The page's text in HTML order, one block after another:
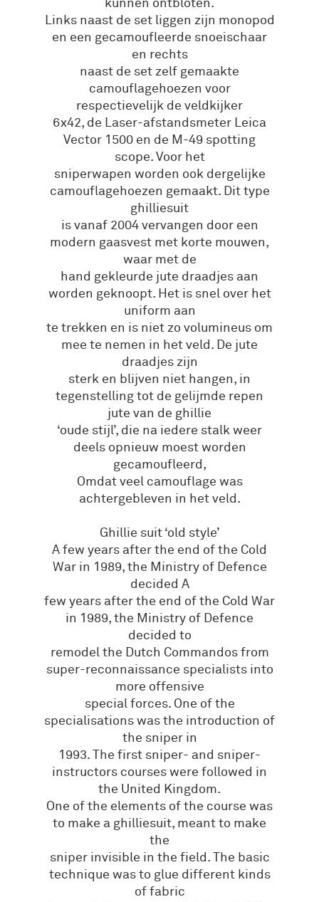
kunnen ontbloten.
Links naast de set liggen zijn monopod
en een gecamoufleerde snoeischaar
en rechts
naast de set zelf gemaakte
camouflagehoezen voor
respectievelijk de veldkijker
6x42, de Laser-afstandsmeter Leica
Vector 1500 en de M-49 spotting
scope. Voor het
sniperwapen worden ook dergelijke
camouflagehoezen gemaakt. Dit type
ghilliesuit
is vanaf 2004 vervangen door een
modern gaasvest met korte mouwen,
waar met de
hand gekleurde jute draadjes aan
worden geknoopt. Het is snel over het
uniform aan
te trekken en is niet zo volumineus om
mee te nemen in het veld. De jute
draadjes zijn
sterk en blijven niet hangen, in
tegenstelling tot de gelijmde repen
jute van de ghillie
‘oude stijl’, die na iedere stalk weer
deels opnieuw moest worden
gecamoufleerd,
Omdat veel camouflage was
achtergebleven in het veld.
Ghillie suit ‘old style’
A few years after the end of the Cold
War in 1989, the Ministry of Defence
decided A
few years after the end of the Cold War
in 1989, the Ministry of Defence
decided to
remodel the Dutch Commandos from
super-reconnaissance specialists into
more offensive
special forces. One of the
specialisations was the introduction of
the sniper in
1993. The first sniper- and sniper-
instructors courses were followed in
the United Kingdom.
One of the elements of the course was
to make a ghilliesuit, meant to make
the
sniper invisible in the field. The basic
technique was to glue different kinds
of fabric